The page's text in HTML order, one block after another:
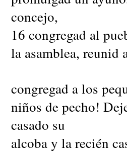
concejo,
16 congregad al
la asamblea, reunid
congregad a los
niños de pecho!
casado su
alcoba y la recién